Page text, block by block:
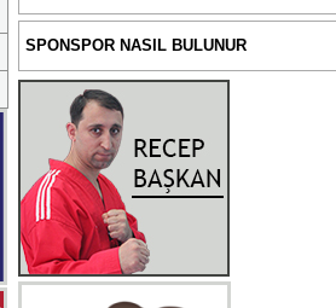
SPONSPOR NASIL BULUNUR